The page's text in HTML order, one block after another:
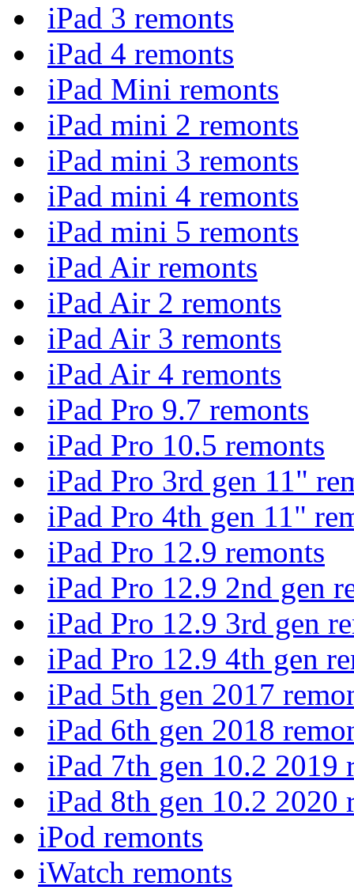
iPad 3 remonts
iPad 4 remonts
iPad Mini remonts
iPad mini 2 remonts
iPad mini 3 remonts
iPad mini 4 remonts
iPad mini 5 remonts
iPad Air remonts
iPad Air 2 remonts
iPad Air 3 remonts
iPad Air 4 remonts
iPad Pro 9.7 remonts
iPad Pro 10.5 remonts
iPad Pro 3rd gen 11"
iPad Pro 4th gen 11"
iPad Pro 12.9 remonts
iPad Pro 12.9 2nd gen
iPad Pro 12.9 3rd gen
iPad Pro 12.9 4th gen
iPad 5th gen 2017
iPad 6th gen 2018
iPad 7th gen 10.2 2019
iPad 8th gen 10.2 2020
iPod remonts
iWatch remonts